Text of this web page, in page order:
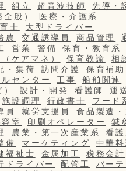
組立 超音波技師
先導・
般）
医療・介護系
士
大型ドライバー
農 交通誘導員 商品管理
営業 警備
保育・教育系
ケアマネ） 保育教諭
相
・集荷 訪問介護 保育補助
ルセンター 工事
船舶関連
設計・開発 看護師 運
施設調理 行政書士
フード
員 就労支援員
食品製造・
容室 印刷オペレーター
鍼
農業・第一次産業系
看
備 マーケティング
中華料
福祉士 金属加工
税務会計
ドライバー 配管工
バー